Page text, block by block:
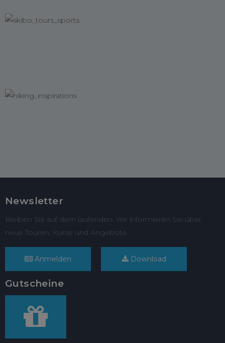
Newsletter
Bleiben Sie auf dem laufenden. Wir informieren Sie über
neue Touren, Kurse und Angebote.
Anmelden Download
Gutscheine